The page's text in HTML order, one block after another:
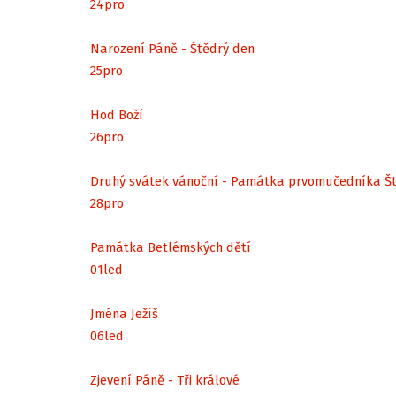
24pro
Narození Páně - Štědrý den
25pro
Hod Boží
26pro
Druhý svátek vánoční - Památka prvomučedníka
28pro
Památka Betlémských dětí
01led
Jména Ježíš
06led
Zjevení Páně - Tři králové